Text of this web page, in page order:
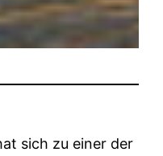
sich zu einer der